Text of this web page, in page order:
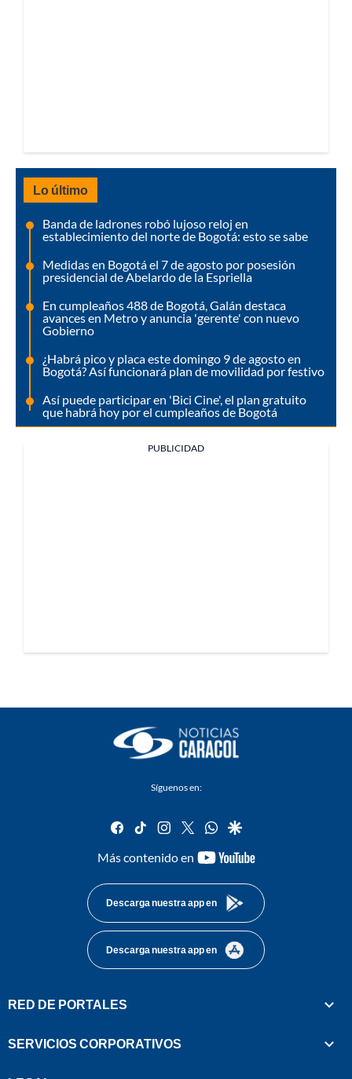
Lo último
Banda de ladrones robó lujoso reloj en
establecimiento del norte de Bogotá: esto se sabe
Medidas en Bogotá el 7 de agosto por posesión
presidencial de Abelardo de la Espriella
En cumpleaños 488 de Bogotá, Galán destaca
avances en Metro y anuncia 'gerente' con nuevo
Gobierno
¿Habrá pico y placa este domingo 9 de agosto en
Bogotá? Así funcionará plan de movilidad por festivo
Así puede participar en 'Bici Cine', el plan gratuito
que habrá hoy por el cumpleaños de Bogotá
PUBLICIDAD
Síguenos en:
facebook
tiktok instagram
twitterwhatsapp
google
Más contenido en
youtube-
Descarga nuestra app en
Descarga nuestra app en
RED DE PORTALES
SERVICIOS CORPORATIVOS